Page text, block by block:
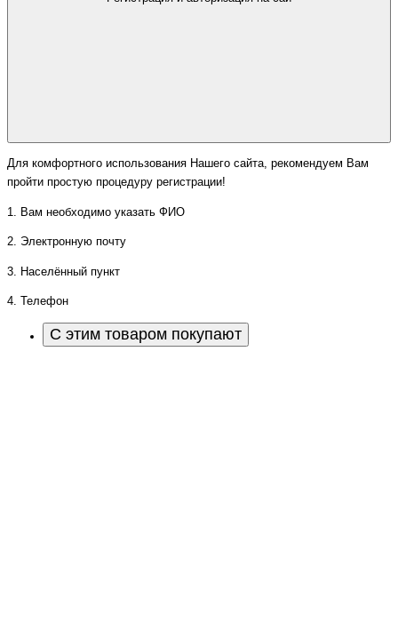
Для комфортного использования Нашего сайта, рекомендуем Вам
пройти простую процедуру регистрации!
1. Вам необходимо указать ФИО
2. Электронную почту
3. Населённый пункт
4. Телефон
С этим товаром покупают